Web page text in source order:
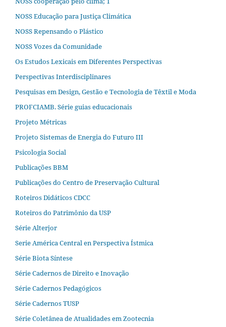
NOSS Educação para Justiça Climática
NOSS Repensando o Plástico
NOSS Vozes da Comunidade
Os Estudos Lexicais em Diferentes Perspectivas
Perspectivas Interdisciplinares
Pesquisas em Design, Gestão e Tecnologia de Têxtil e Moda
PROFCIAMB. Série guias educacionais
Projeto Métricas
Projeto Sistemas de Energia do Futuro III
Psicologia Social
Publicações BBM
Publicações do Centro de Preservação Cultural
Roteiros Didáticos CDCC
Roteiros do Patrimônio da USP
Série Alterjor
Serie América Central en Perspectiva Ístmica
Série Biota Síntese
Série Cadernos de Direito e Inovação
Série Cadernos Pedagógicos
Série Cadernos TUSP
Série Coletânea de Atualidades em Zootecnia